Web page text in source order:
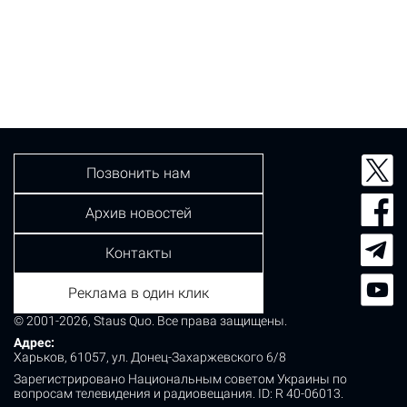
© 2001-2026, Staus Quo. Все права защищены.
Адрес:
Харьков, 61057, ул. Донец-Захаржевского 6/8
Зарегистрировано Национальным советом Украины по
вопросам телевидения и радиовещания. ID: R 40-06013.
Позвонить нам
Архив новостей
Контакты
Реклама в один клик